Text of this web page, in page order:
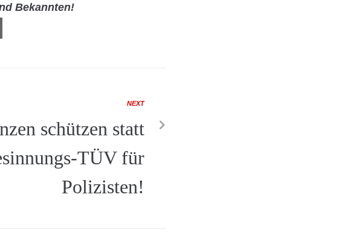
Bekannten!
NEXT
schützen statt
TÜV für
Polizisten!